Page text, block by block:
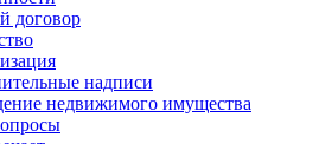
договор
надписи
недвижимого имущества